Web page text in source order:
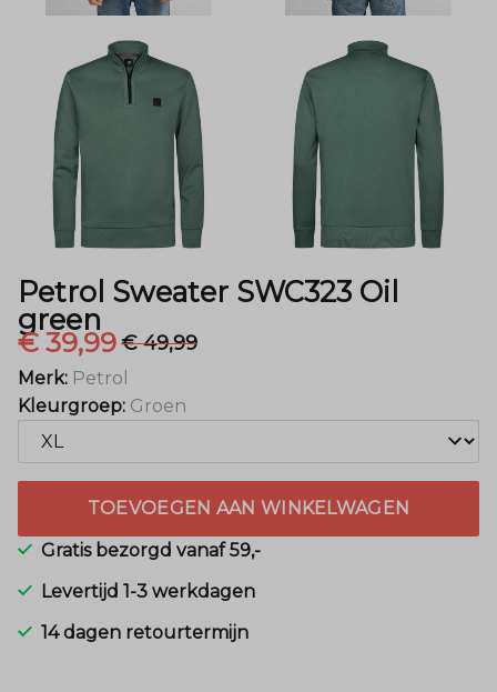
Menger
Mode
Petrol Sweater SWC323 Oil
green
€ 39,99€ 49,99
Merk: Petrol
Kleurgroep: Groen
TOEVOEGEN AAN WINKELWAGEN
Gratis bezorgd vanaf 59,-
Levertijd 1-3 werkdagen
14 dagen retourtermijn